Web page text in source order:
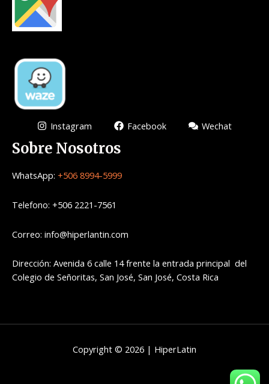
Instagram Facebook Wechat
Sobre Nosotros
WhatsApp: +506 8994-5999
Telefono: +506 2221-7561
Correo: info@hiperlantin.com
Dirección: Avenida 6 calle 14 frente la entrada principal del
Colegio de Señoritas, San José, San José, Costa Rica
Copyright © 2026 | HiperLatin